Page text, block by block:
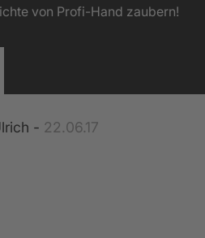
von Profi-Hand zaubern!
- 22.06.17